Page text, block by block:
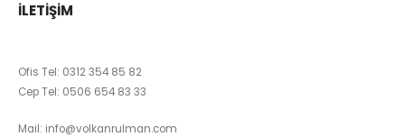
İLETIŞIM
Ofis Tel: 0312 354 85 82
Cep Tel: 0506 654 83 33
Mail: info@volkanrulman.com